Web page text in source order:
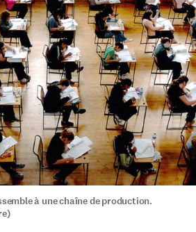
à une chaîne de production.